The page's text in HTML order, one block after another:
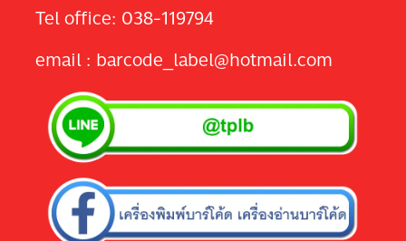
Tel office: 038-119794
email : barcode_label@hotmail.com